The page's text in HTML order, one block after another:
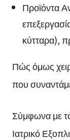
Προϊόντα
κύτταρα),
Πώς όμως
που
Σύμφωνα με
Ιατρικό